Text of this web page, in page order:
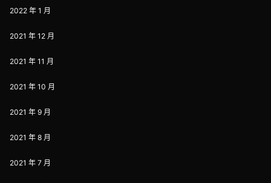
2022 年 1 月
2021 年 12 月
2021 年 11 月
2021 年 10 月
2021 年 9 月
2021 年 8 月
2021 年 7 月